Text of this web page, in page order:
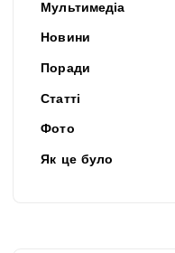
Мультимедіа
Новини
Поради
Статті
Фото
Як це було